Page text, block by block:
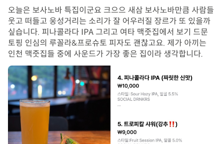
오늘은 보사노바 특집이군요 크으으 새삼 보사노바만큼 사람들
웃고 떠들고 웅성거리는 소리가 잘 어우러질 장르가 또 있을까
싶습니다. 피나콜라다 IPA 그리고 여타 맥줏집에서 보기 드문
토핑 인심의 루꼴라&프로슈토 피자도 괜찮고요. 제가 아끼는
인천 맥줏집들 중에 사운드가 가장 좋은 집이라 생각합니다.